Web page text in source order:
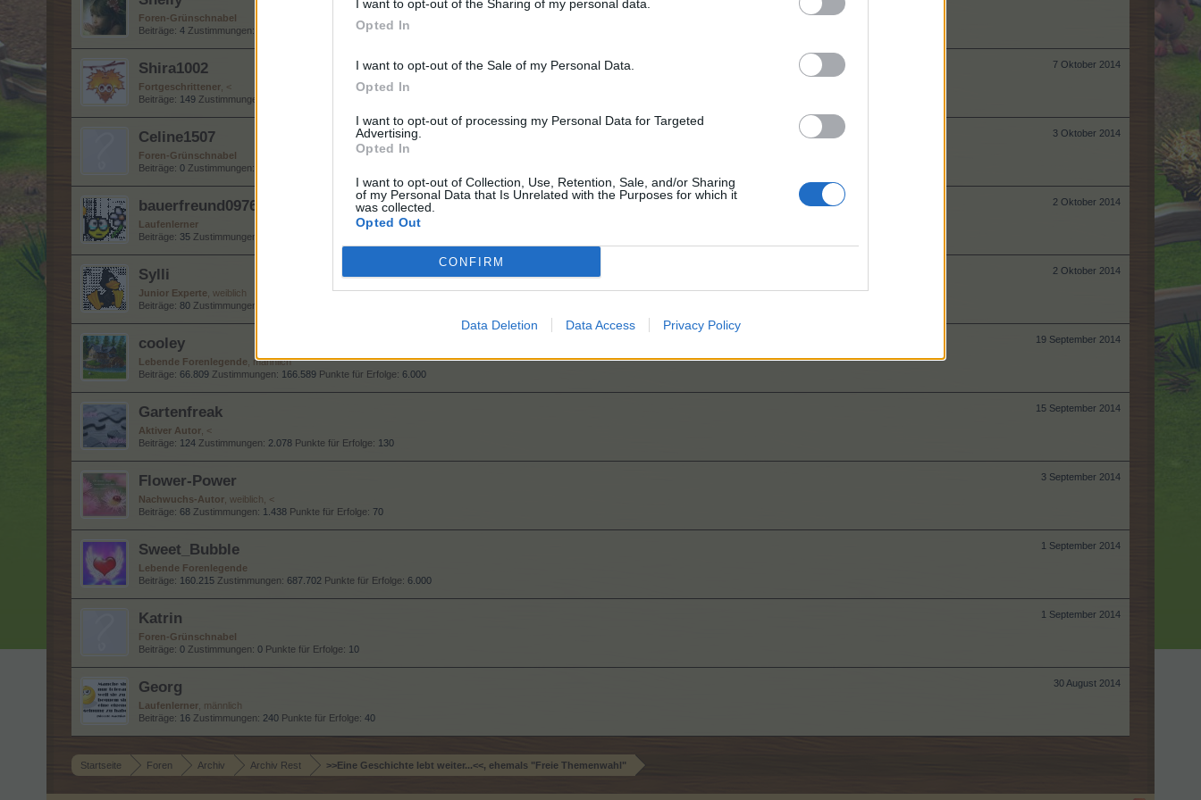
I want to opt-out of the Sharing of my personal data.
Opted In
I want to opt-out of the Sale of my Personal Data.
Opted In
I want to opt-out of processing my Personal Data for Targeted
Advertising.
Opted In
I want to opt-out of Collection, Use, Retention, Sale, and/or Sharing
of my Personal Data that Is Unrelated with the Purposes for which it
was collected.
Opted Out
CONFIRM
Data Deletion Data Access Privacy Policy
Foren-Grünschnabel
Beiträge: 4 Zustimmungen: 10
7 Oktober 2014
Shira1002
Fortgeschrittener , <
Beiträge: 149 Zustimmungen:
3 Oktober 2014
Celine1507
Foren-Grünschnabel
Beiträge: 0 Zustimmungen:
2 Oktober 2014
bauerfreund0976
Laufenlerner
Beiträge: 35 Zustimmungen:
2 Oktober 2014
Sylli
Junior Experte , weiblich
Beiträge: 80 Zustimmungen:
19 September 2014
cooley
Lebende Forenlegende , männlich
Beiträge: 66.809 Zustimmungen: 166.589 Punkte für Erfolge: 6.000
15 September 2014
Gartenfreak
Aktiver Autor , <
Beiträge: 124 Zustimmungen: 2.078 Punkte für Erfolge: 130
3 September 2014
Flower-Power
Nachwuchs-Autor , weiblich, <
Beiträge: 68 Zustimmungen: 1.438 Punkte für Erfolge: 70
1 September 2014
Sweet_Bubble
Lebende Forenlegende
Beiträge: 160.215 Zustimmungen: 687.702 Punkte für Erfolge: 6.000
1 September 2014
Katrin
Foren-Grünschnabel
Beiträge: 0 Zustimmungen: 0 Punkte für Erfolge: 10
30 August 2014
Georg
Laufenlerner , männlich
Beiträge: 16 Zustimmungen: 240 Punkte für Erfolge: 40
Startseite Foren Archiv Archiv Rest >>Eine Geschichte lebt weiter...<<, ehemals "Freie Themenwahl"